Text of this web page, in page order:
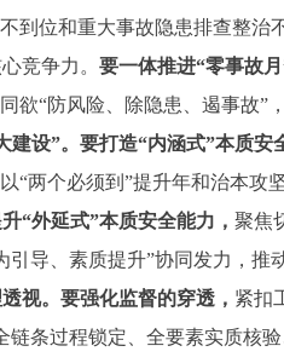
到位和重大事故隐患排查整
竞争力。 要一体推进“零事故
欲“防风险、除隐患、遏事故”
设”。要打造“内涵式”本质安
“两个必须到”提升年和治本
“外延式”本质安全能力， 聚焦
导、素质提升”协同发力，
视。要强化监督的穿透， 紧扣
条过程锁定、全要素实质核验